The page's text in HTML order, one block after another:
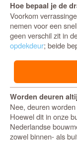
Hoe bepaal je de
Voorkom
nemen voor een
geen verschil zit in
opdekdeur; beide
Worden deuren
Nee, deuren
Hoewel dit in onze
Nederlandse
zowel binnen- als